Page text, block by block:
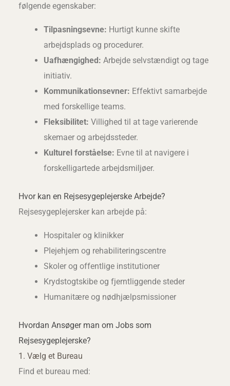
følgende egenskaber:
Tilpasningsevne: Hurtigt kunne skifte
arbejdsplads og procedurer.
Uafhængighed: Arbejde selvstændigt og tage
initiativ.
Kommunikationsevner: Effektivt samarbejde
med forskellige teams.
Fleksibilitet: Villighed til at tage varierende
skemaer og arbejdssteder.
Kulturel forståelse: Evne til at navigere i
forskelligartede arbejdsmiljøer.
Hvor kan en Rejsesygeplejerske Arbejde?
Rejsesygeplejersker kan arbejde på:
Hospitaler og klinikker
Plejehjem og rehabiliteringscentre
Skoler og offentlige institutioner
Krydstogtskibe og fjerntliggende steder
Humanitære og nødhjælpsmissioner
Hvordan Ansøger man om Jobs som
Rejsesygeplejerske?
1. Vælg et Bureau
Find et bureau med: